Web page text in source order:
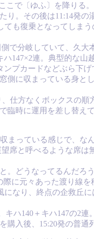
こで〔ゆふ〕を降りる。
。その後は11:14発の
も復乗となってしま
で分岐していて、久大
147×2連。典型的な山
プカードなどぶら下
に収まっている身と
仕方なくボックスの
時に運用を差し替え
まっている感じで、な
席と呼べるような席は
。どうなってるんだろ
に元々あった渡り線
なり、終点の企救丘
ハ140＋キハ147の2
入後、15:20発の普通